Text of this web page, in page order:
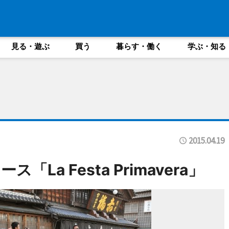
見る・遊ぶ 買う 暮らす・働く 学ぶ・知る
2015.04.19
ス「La Festa Primavera」